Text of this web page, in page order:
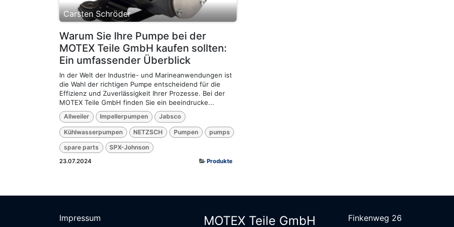
Carsten Schröder
Warum Sie Ihre Pumpe bei der
MOTEX Teile GmbH kaufen sollten:
Ein umfassender Überblick
In der Welt der Industrie- und Marineanwendungen ist
die Wahl der richtigen Pumpe entscheidend für die
Effizienz und Zuverlässigkeit Ihrer Prozesse. Bei der
MOTEX Teile GmbH finden Sie ein beeindrucke...
Allweiler Impellerpumpen Jabsco
Kühlwasserpumpen NETZSCH Pumpen pumps
spare parts SPX-Johnson
23.07.2024 Produkte
Impressum
MOTEX Teile G​mbH
Finkenweg 26